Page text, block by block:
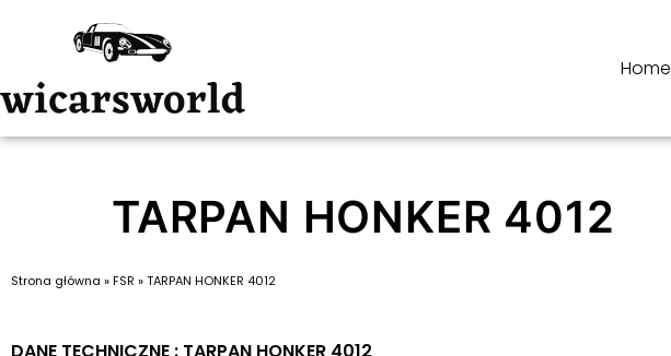
Home
TARPAN HONKER 4012
Strona główna »FSR »TARPAN HONKER 4012